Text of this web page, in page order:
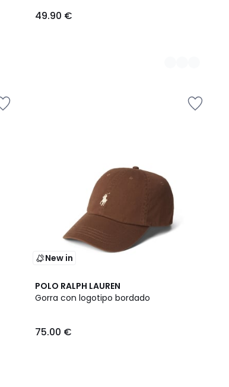
49.90 €
New in
POLO RALPH LAUREN
Gorra con logotipo bordado
75.00 €